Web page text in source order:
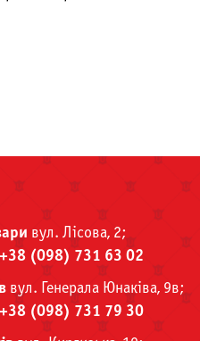
вул. Лісова, 2;
(098) 731 63 02
вул. Генерала Юнаківа, 9в;
(098) 731 79 30